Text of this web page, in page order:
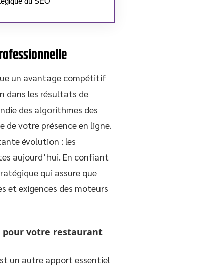
un avantage compétitif
dans les résultats de
des algorithmes des
de votre présence en ligne.
évolution : les
aujourd’hui. En confiant
qui assure que
et exigences des moteurs
pour votre restaurant
un autre apport essentiel